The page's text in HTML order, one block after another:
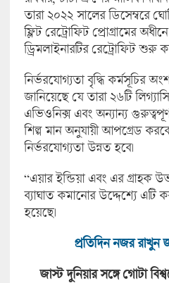
তারা ২০২২ সালের ডিসেম্বরে
ফ্লিট রেট্রোফিট প্রোগ্রামের
ড্রিমলাইনারটির রেট্রোফিট শুরু
নির্ভরযোগ্যতা বৃদ্ধি কর্মসূচির
জানিয়েছে যে তারা ২৬টি
এভিওনিক্স এবং অন্যান্য
শিল্প মান অনুযায়ী আপগ্রেড
নির্ভরযোগ্যতা উন্নত হবে।
“এয়ার ইন্ডিয়া এবং এর গ্রাহক
ব্যাঘাত কমানোর উদ্দেশ্যে এটি
হয়েছে।
প্রতিদিন নজর রাখুন
জাস্ট দুনিয়ার সঙ্গে গোটা